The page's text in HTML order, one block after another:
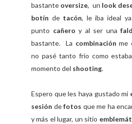
bastante oversize, un look
botín detacón, le iba ideal
punto cañero y al ser una
bastante. La combinación me
no pasé tanto frío como
momento del shooting.
Espero que les haya gustado mi
sesión defotos que me ha
y más el lugar, un sitio